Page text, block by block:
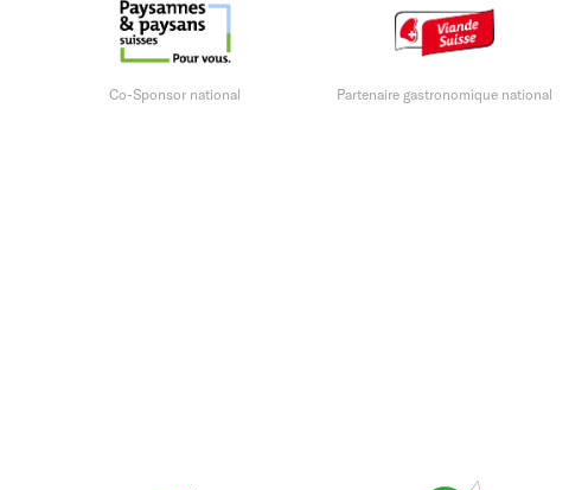
Co-Sponsor national Partenaire gastronomique national